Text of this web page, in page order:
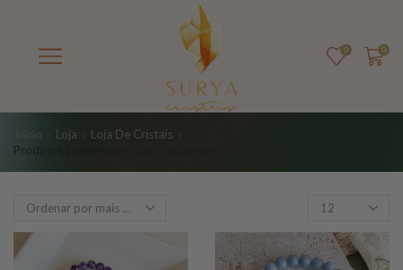
0 0
Início Loja
Loja De Cristais
Produtos Etiquetados Com “iniciantes”